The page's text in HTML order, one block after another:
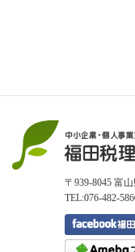
〒939-8045 富
TEL:076-482-